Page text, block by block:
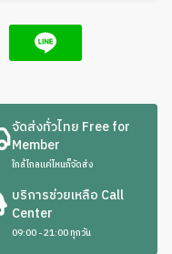
จัดส่งทั่วไทย Free for
Member
ใกล้ไกลแค่ไหนก็จัดส่ง
บริการช่วยเหลือ Call
Center
09:00 - 21:00 ทุกวัน